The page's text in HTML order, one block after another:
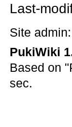
Last-
Site admin:
PukiWiki
Based on
sec.